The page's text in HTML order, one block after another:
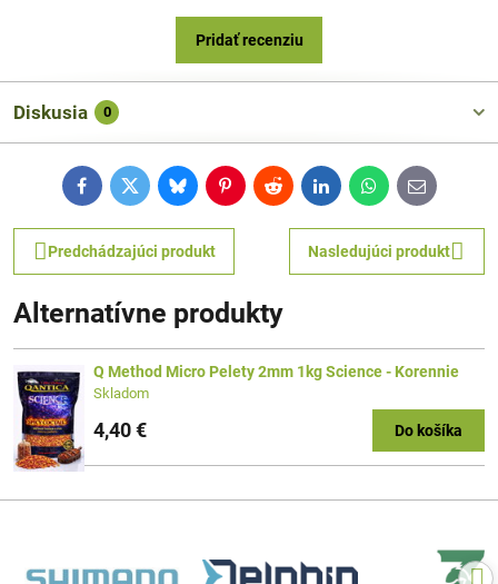
Pridať recenziu
Diskusia 0
FacebookTwitterBlueskyPinterestRedditLinkedInWhatsApp
E-
mail
Predchádzajúci produkt Nasledujúci produkt
Alternatívne produkty
Q Method Micro Pelety 2mm 1kg Science - Korennie
Skladom
4,40 € Do košíka